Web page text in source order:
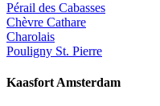
Pérail des Cabasses
Chèvre Cathare
Charolais
Pouligny St. Pierre
Kaasfort Amsterdam